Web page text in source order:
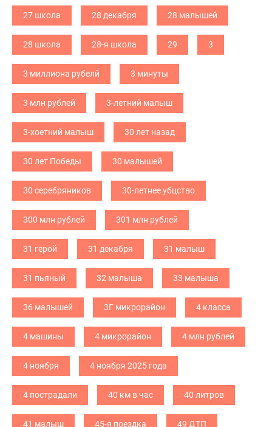
27 школа 28 декабря 28 малышей
28 школа 28-я школа 29 3
3 миллиона рубелй 3 минуты
3 млн рублей 3-летний малыш
3-хоетний малыш 30 лет назад
30 лет Победы 30 малышей
30 серебряников 30-летнее убцство
300 млн рублей 301 млн рублей
31 герой 31 декабря 31 малыш
31 пьяный 32 малыша 33 малыша
36 малышей 3Г микрорайон 4 класса
4 машины 4 микрорайон 4 млн рублей
4 ноября 4 ноября 2025 года
4 пострадали 40 км в час 40 литров
41 малыш 45-я поездка 49 ДТП